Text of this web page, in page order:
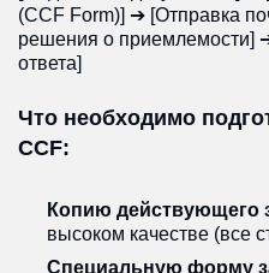
(CCF Form)] ➔ [Отправка
решения о приемлемости]
ответа]
Что необходимо
CCF:
Копию действующего
высоком качестве (все
Специальную форму